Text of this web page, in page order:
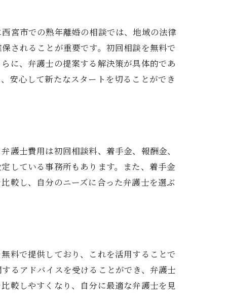
宮市での熟年離婚の相談では、地域の法律
されることが重要です。初回相談を無料で
に、弁護士の提案する解決策が具体的であ
安心して新たなスタートを切ることができ
護士費用は初回相談料、着手金、報酬金、
している事務所もあります。また、着手金
較し、自分のニーズに合った弁護士を選ぶ
料で提供しており、これを活用することで
るアドバイスを受けることができ、弁護士
較しやすくなり、自分に最適な弁護士を見